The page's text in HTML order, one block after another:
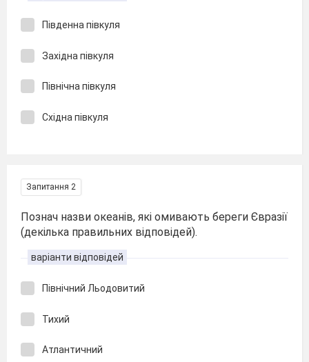
Південна півкуля
Західна півкуля
Північна півкуля
Східна півкуля
Запитання 2
Познач назви океанів, які омивають береги Євразії
(декілька правильних відповідей).
варіанти відповідей
Північний Льодовитий
Тихий
Атлантичний